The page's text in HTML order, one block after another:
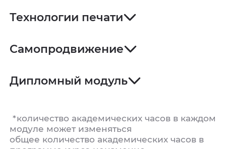
Технологии печати
Самопродвижение
Дипломный модуль
*количество академических часов в каждом
модуле может изменяться
общее количество академических часов в